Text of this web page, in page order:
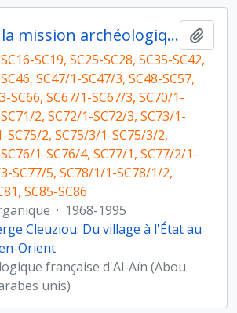
Direction de la mission archéologique française d'Al Ain (Abou Dhabi, Emirats arabes unis) et travaux postérieurs
SC19, SC25-SC28, SC35-SC42,
SC47/1-SC47/3, SC48-SC57,
SC66, SC67/1-SC67/3, SC70/1-
2, SC72/1-SC72/3, SC73/1-
SC75/2, SC75/3/1-SC75/3/2,
1-SC76/4, SC77/1, SC77/2/1-
SC77/5, SC78/1/1-SC78/1/2,
SC85-SC86
· 1968-1995
Cleuziou. Du village à l'État au
Orient
française d'Al-Aïn (Abou
unis)